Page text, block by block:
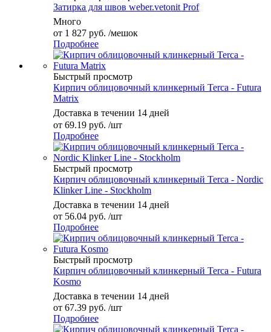
Затирка для швов weber.vetonit Prof
Много
от 1 827 руб. /мешок
Подробнее
Быстрый просмотр
Кирпич облицовочный клинкерный Terca - Futura
Matrix
Доставка в течении 14 дней
от 69.19 руб. /шт
Подробнее
Быстрый просмотр
Кирпич облицовочный клинкерный Terca - Nordic
Klinker Line - Stockholm
Доставка в течении 14 дней
от 56.04 руб. /шт
Подробнее
Быстрый просмотр
Кирпич облицовочный клинкерный Terca - Futura
Kosmo
Доставка в течении 14 дней
от 67.39 руб. /шт
Подробнее